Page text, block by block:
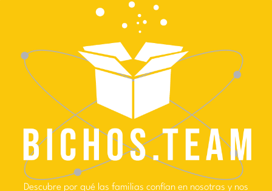
Descubre por qué las familias confían en nosotras y nos